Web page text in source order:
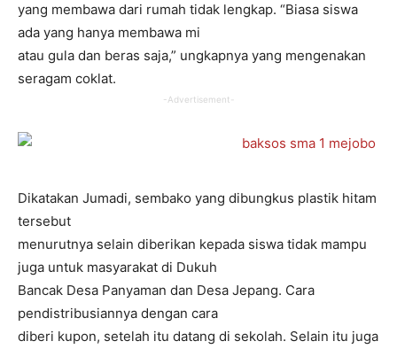
yang membawa dari rumah tidak lengkap. “Biasa siswa
ada yang hanya membawa mi
atau gula dan beras saja,” ungkapnya yang mengenakan
seragam coklat.
-Advertisement-
Dikatakan Jumadi, sembako yang dibungkus plastik hitam
tersebut
menurutnya selain diberikan kepada siswa tidak mampu
juga untuk masyarakat di Dukuh
Bancak Desa Panyaman dan Desa Jepang. Cara
pendistribusiannya dengan cara
diberi kupon, setelah itu datang di sekolah. Selain itu juga